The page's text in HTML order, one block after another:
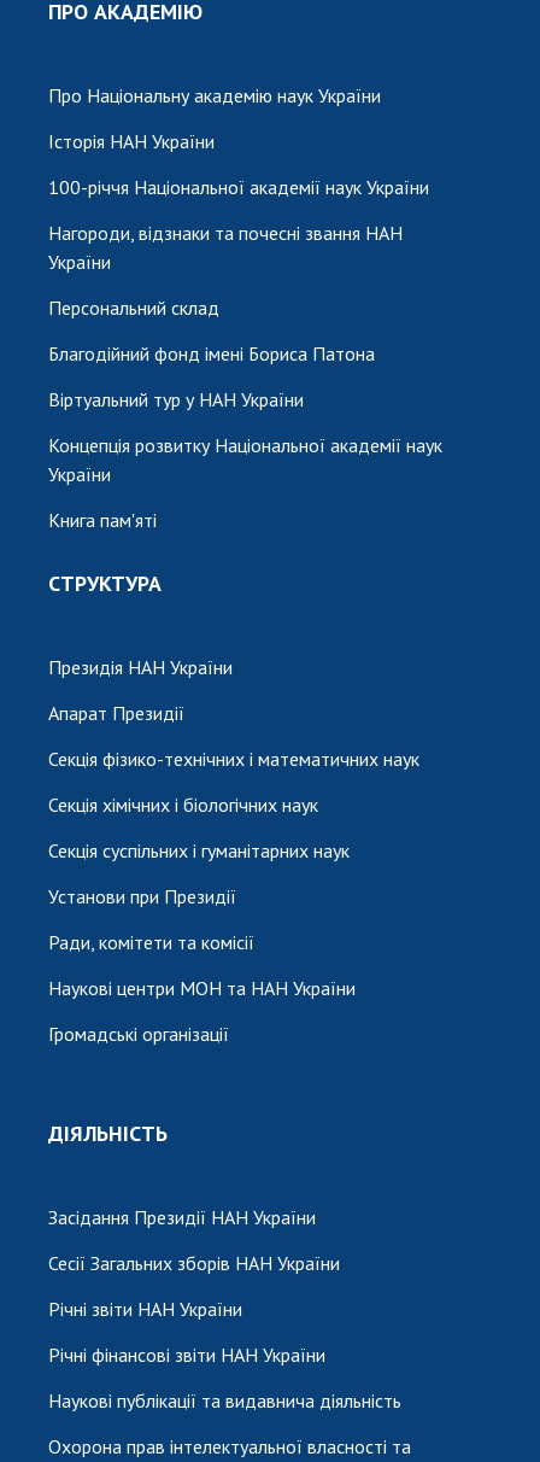
ПРО АКАДЕМІЮ
Про Національну академію наук України
Історія НАН України
100-річчя Національної академії наук України
Нагороди, відзнаки та почесні звання НАН
України
Персональний склад
Благодійний фонд імені Бориса Патона
Віртуальний тур у НАН України
Концепція розвитку Національної академії наук
України
Книга пам'яті
СТРУКТУРА
Президія НАН України
Апарат Президії
Секція фізико-технічних і математичних наук
Секція хімічних і біологічних наук
Секція суспільних і гуманітарних наук
Установи при Президії
Ради, комітети та комісії
Наукові центри МОН та НАН України
Громадські організації
ДІЯЛЬНІСТЬ
Засідання Президії НАН України
Сесії Загальних зборів НАН України
Річні звіти НАН України
Річні фінансові звіти НАН України
Наукові публікації та видавнича діяльність
Охорона прав інтелектуальної власності та